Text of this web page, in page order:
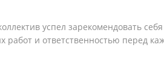
успел зарекомендовать
работ и ответственностью перед